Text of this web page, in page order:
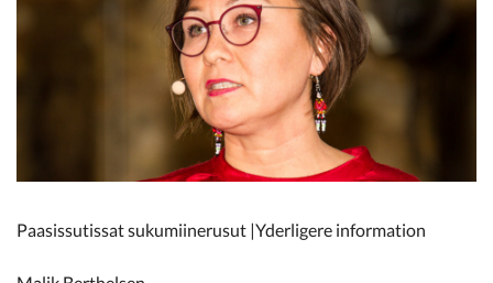
Paasissutissat sukumiinerusut |Yderligere information